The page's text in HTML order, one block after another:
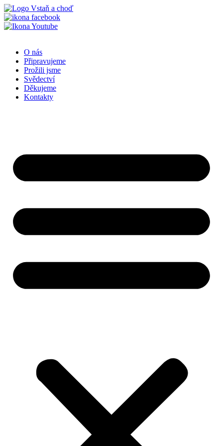
Přejít
k
obsahu
O nás
Připravujeme
Prožili jsme
Svědectví
Děkujeme
Kontakty